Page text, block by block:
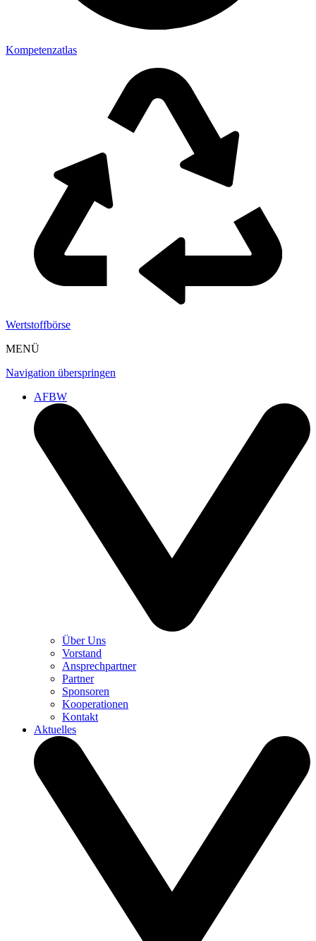
Kompetenzatlas
Wertstoffbörse
MENÜ
Navigation überspringen
AFBW
Über Uns
Vorstand
Ansprechpartner
Partner
Sponsoren
Kooperationen
Kontakt
Aktuelles